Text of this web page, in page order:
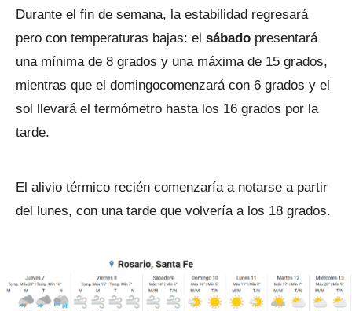
Durante el fin de semana, la estabilidad regresará
pero con temperaturas bajas: el sábado presentará
una mínima de 8 grados y una máxima de 15 grados,
mientras que el domingocomenzará con 6 grados y el
sol llevará el termómetro hasta los 16 grados por la
tarde.
El alivio térmico recién comenzaría a notarse a partir
del lunes, con una tarde que volvería a los 18 grados.